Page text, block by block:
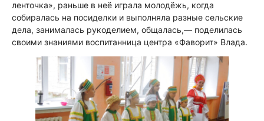
ленточка», раньше в неё играла молодёжь, когда
собиралась на посиделки и выполняла разные сельские
дела, занималась рукоделием, общалась,— поделилась
своими знаниями воспитанница центра «Фаворит» Влада.